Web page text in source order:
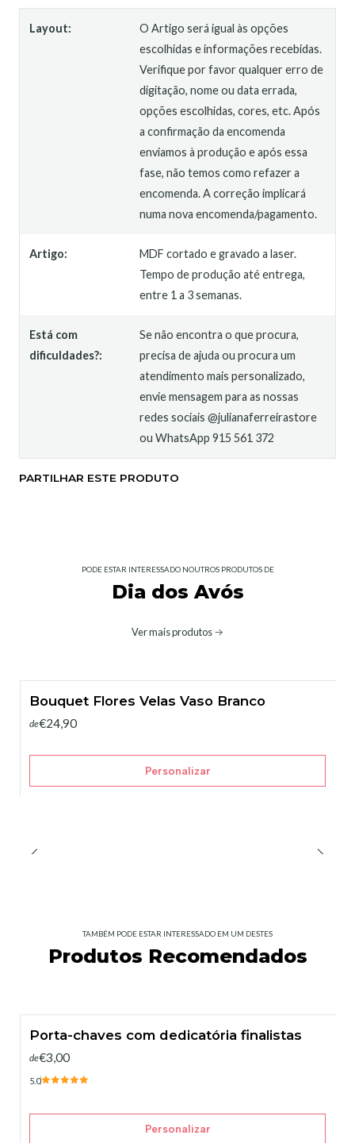
Layout:
O Artigo será igual às opções
escolhidas e informações recebidas.
Verifique por favor qualquer erro de
digitação, nome ou data errada,
opções escolhidas, cores, etc. Após
a confirmação da encomenda
enviamos à produção e após essa
fase, não temos como refazer a
encomenda. A correção implicará
numa nova encomenda/pagamento.
Artigo:
MDF cortado e gravado a laser.
Tempo de produção até entrega,
entre 1 a 3 semanas.
Está com
dificuldades?:
Se não encontra o que procura,
precisa de ajuda ou procura um
atendimento mais personalizado,
envie mensagem para as nossas
redes sociais @julianaferreirastore
ou WhatsApp 915 561 372
PARTILHAR ESTE PRODUTO
PODE ESTAR INTERESSADO NOUTROS PRODUTOS DE
Dia dos Avós
Ver mais produtos
Bouquet Flores Velas Vaso Branco
de€24,90
Personalizar
TAMBÉM PODE ESTAR INTERESSADO EM UM DESTES
Produtos Recomendados
Porta-chaves com dedicatória finalistas
de€3,00
5.0
Personalizar